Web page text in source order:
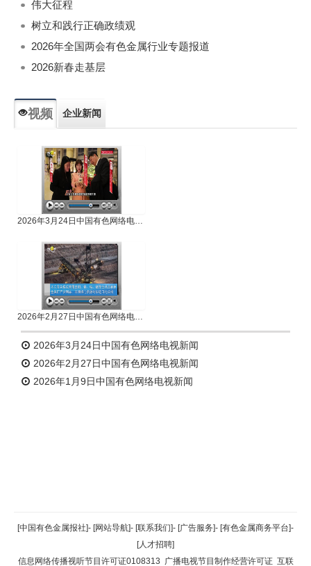
伟大征程
树立和践行正确政绩观
2026年全国两会有色金属行业专题报道
2026新春走基层
视频 企业新闻
2026年3月24日中国有色网络电视新闻
2026年2月27日中国有色网络电视新闻
2026年3月24日中国有色网络电视新闻
2026年2月27日中国有色网络电视新闻
2026年1月9日中国有色网络电视新闻
返回顶部
返回首页
[中国有色金属报社]- [网站导航]- [联系我们]- [广告服务]- [有色金属商务平台]-
[人才招聘]
信息网络传播视听节目许可证0108313 广播电视节目制作经营许可证 互联